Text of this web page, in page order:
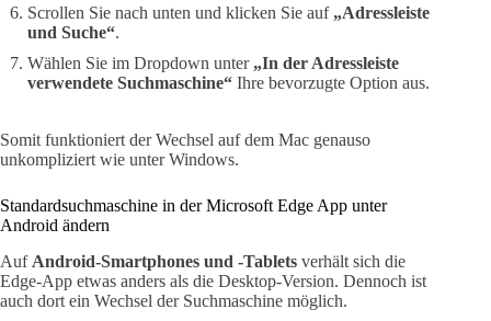
Scrollen Sie nach unten und klicken Sie auf „Adressleiste
und Suche“.
Wählen Sie im Dropdown unter „In der Adressleiste
verwendete Suchmaschine“ Ihre bevorzugte Option aus.
Somit funktioniert der Wechsel auf dem Mac genauso
unkompliziert wie unter Windows.
Standardsuchmaschine in der Microsoft Edge App unter
Android ändern
Auf Android-Smartphones und -Tablets verhält sich die
Edge-App etwas anders als die Desktop-Version. Dennoch ist
auch dort ein Wechsel der Suchmaschine möglich.